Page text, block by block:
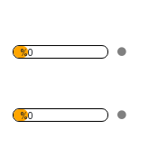
%0
%0